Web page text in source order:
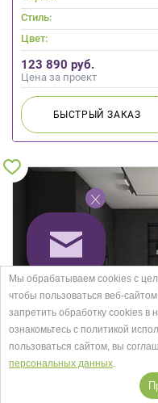
Стиль:
Цвет:
123 890 руб.
Цена за проект
БЫСТРЫЙЗАКАЗ
Мы обрабатываем cookies с
чтобы пользоваться веб-
запретить обработку сookies в
ознакомьтесь с политикой
пользоваться сайтом, вы
персональных данных.